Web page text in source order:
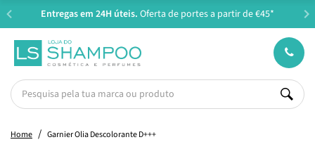
Entregas em 24H úteis. Oferta de portes a partir de €45*
Home Garnier Olia Descolorante D+++